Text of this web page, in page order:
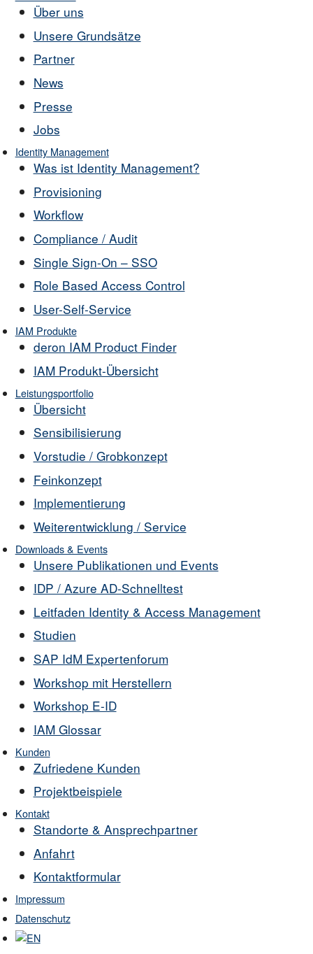
Über uns
Unsere Grundsätze
Partner
News
Presse
Jobs
Identity Management
Was ist Identity Management?
Provisioning
Workflow
Compliance / Audit
Single Sign-On – SSO
Role Based Access Control
User-Self-Service
IAM Produkte
deron IAM Product Finder
IAM Produkt-Übersicht
Leistungsportfolio
Übersicht
Sensibilisierung
Vorstudie / Grobkonzept
Feinkonzept
Implementierung
Weiterentwicklung / Service
Downloads & Events
Unsere Publikationen und Events
IDP / Azure AD-Schnelltest
Leitfaden Identity & Access Management
Studien
SAP IdM Expertenforum
Workshop mit Herstellern
Workshop E-ID
IAM Glossar
Kunden
Zufriedene Kunden
Projektbeispiele
Kontakt
Standorte & Ansprechpartner
Anfahrt
Kontaktformular
Impressum
Datenschutz